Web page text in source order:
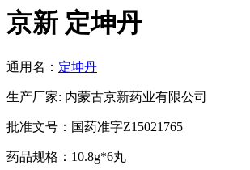
京新 定坤丹
通用名： 定坤丹
生产厂家: 内蒙古京新药业有限公司
批准文号：国药准字Z15021765
药品规格：10.8g*6丸